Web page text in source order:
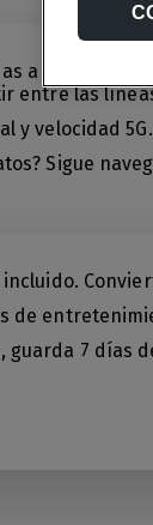
a móviles y
entre las
y velocidad 5G.
Sigue
de
guarda 7 días